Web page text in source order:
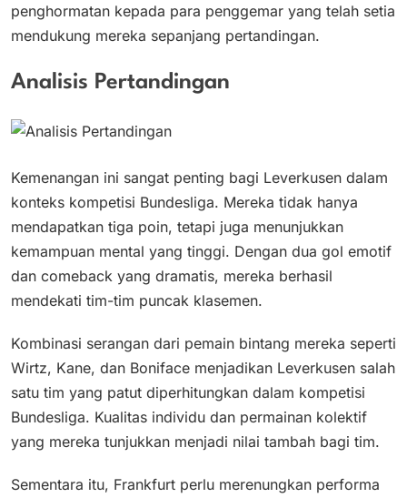
penghormatan kepada para penggemar yang telah setia
mendukung mereka sepanjang pertandingan.
Analisis Pertandingan
Kemenangan ini sangat penting bagi Leverkusen dalam
konteks kompetisi Bundesliga. Mereka tidak hanya
mendapatkan tiga poin, tetapi juga menunjukkan
kemampuan mental yang tinggi. Dengan dua gol emotif
dan comeback yang dramatis, mereka berhasil
mendekati tim-tim puncak klasemen.
Kombinasi serangan dari pemain bintang mereka seperti
Wirtz, Kane, dan Boniface menjadikan Leverkusen salah
satu tim yang patut diperhitungkan dalam kompetisi
Bundesliga. Kualitas individu dan permainan kolektif
yang mereka tunjukkan menjadi nilai tambah bagi tim.
Sementara itu, Frankfurt perlu merenungkan performa